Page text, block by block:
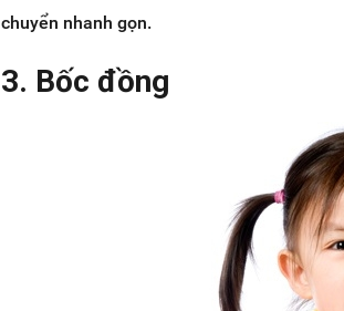
chuyển nhanh gọn.
3. Bốc đồng